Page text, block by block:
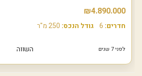
₪4.890.000
חדרים: 6 גודל הנכס: 250 מ"ר
לפני 7 שנים השווה